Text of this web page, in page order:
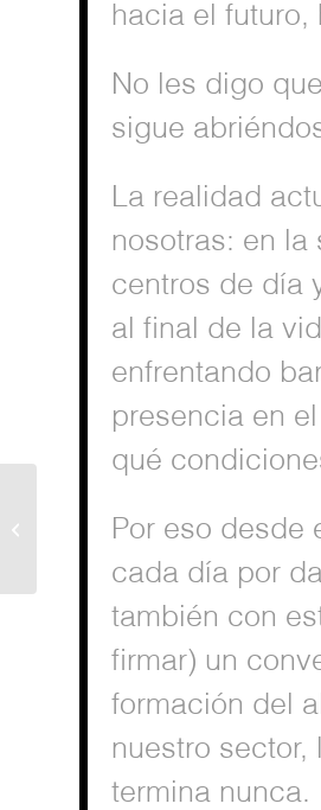
hacia el
No les digo
sigue
La realidad
nosotras: en
centros de día
al final de la
enfrentando
presencia en
qué
Por eso desde
cada día por
también con
firmar) un
formación del
nuestro
termina nunca.
La salud no se va de
vacaciones